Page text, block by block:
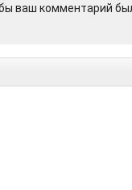
ваш комментарий